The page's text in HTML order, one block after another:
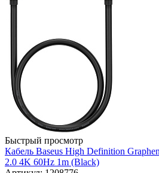
Быстрый просмотр
Кабель Baseus High Definition
2.0 4K 60Hz 1m (Black)